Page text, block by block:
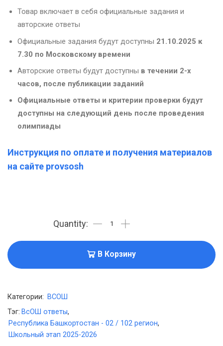
Товар включает в себя официальные задания и
авторские ответы
Официальные задания будут доступны 21.10.2025 к
7.30 по Московскому времени
Авторские ответы будут доступны в течении 2-х
часов, после публикации заданий
Официальные ответы и критерии проверки будут
доступны на следующий день после проведения
олимпиады
Инструкция по оплате и получения материалов
на сайте provsosh
В Корзину
Категории: ВСОШ
Тэг: ВсОШ ответы,
Республика Башкортостан - 02 / 102 регион,
Школьный этап 2025-2026